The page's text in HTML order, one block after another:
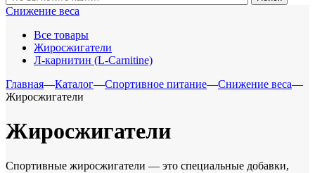
Снижение веса
Все товары
Жиросжигатели
Л-карнитин (L-Carnitine)
Главная—Каталог—Спортивное питание—Снижение веса—
Жиросжигатели
Жиросжигатели
Спортивные жиросжигатели — это специальные добавки,